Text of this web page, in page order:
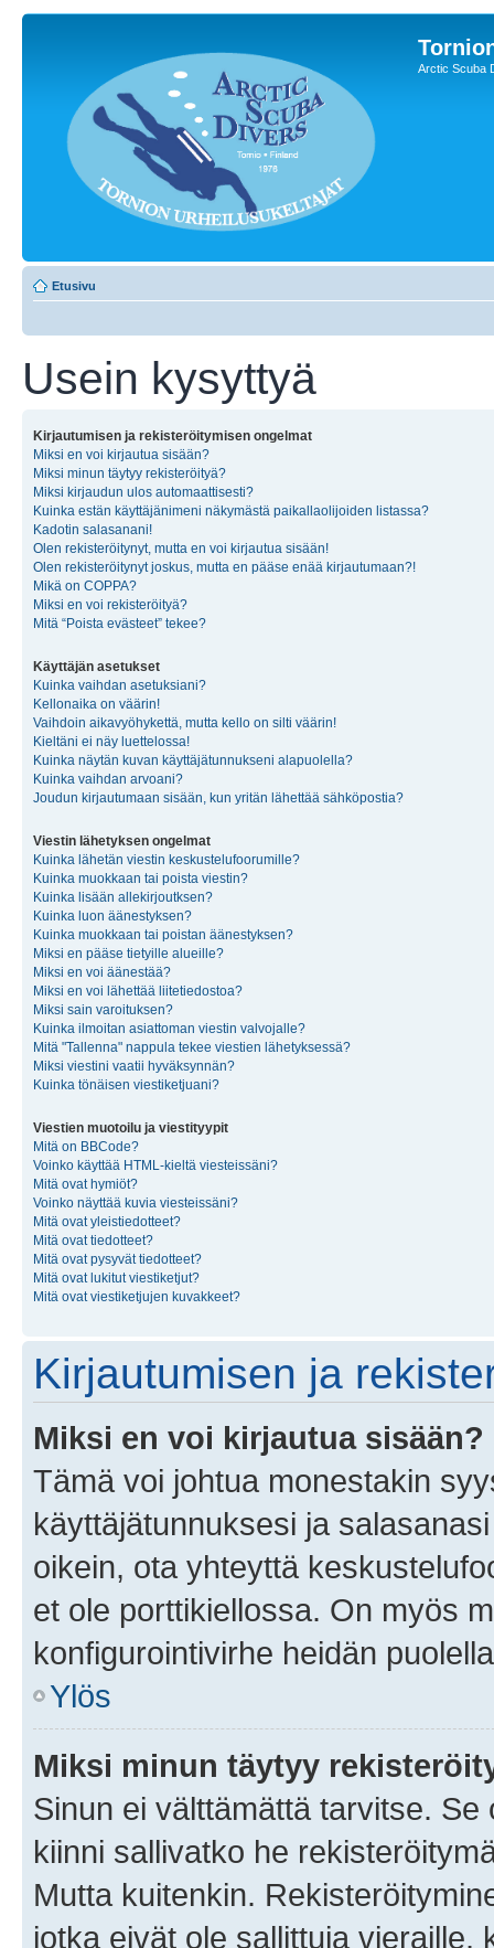
Arctic Scuba
Etusivu
Usein kysyttyä
Kirjautumisen ja rekisteröitymisen ongelmat
Miksi en voi kirjautua sisään?
Miksi minun täytyy rekisteröityä?
Miksi kirjaudun ulos automaattisesti?
Kuinka estän käyttäjänimeni näkymästä paikallaolijoiden listassa?
Kadotin salasanani!
Olen rekisteröitynyt, mutta en voi kirjautua sisään!
Olen rekisteröitynyt joskus, mutta en pääse enää kirjautumaan?!
Mikä on COPPA?
Miksi en voi rekisteröityä?
Mitä “Poista evästeet” tekee?
Käyttäjän asetukset
Kuinka vaihdan asetuksiani?
Kellonaika on väärin!
Vaihdoin aikavyöhykettä, mutta kello on silti väärin!
Kieltäni ei näy luettelossa!
Kuinka näytän kuvan käyttäjätunnukseni alapuolella?
Kuinka vaihdan arvoani?
Joudun kirjautumaan sisään, kun yritän lähettää sähköpostia?
Viestin lähetyksen ongelmat
Kuinka lähetän viestin keskustelufoorumille?
Kuinka muokkaan tai poista viestin?
Kuinka lisään allekirjoutksen?
Kuinka luon äänestyksen?
Kuinka muokkaan tai poistan äänestyksen?
Miksi en pääse tietyille alueille?
Miksi en voi äänestää?
Miksi en voi lähettää liitetiedostoa?
Miksi sain varoituksen?
Kuinka ilmoitan asiattoman viestin valvojalle?
Mitä "Tallenna" nappula tekee viestien lähetyksessä?
Miksi viestini vaatii hyväksynnän?
Kuinka tönäisen viestiketjuani?
Viestien muotoilu ja viestityypit
Mitä on BBCode?
Voinko käyttää HTML-kieltä viesteissäni?
Mitä ovat hymiöt?
Voinko näyttää kuvia viesteissäni?
Mitä ovat yleistiedotteet?
Mitä ovat tiedotteet?
Mitä ovat pysyvät tiedotteet?
Mitä ovat lukitut viestiketjut?
Mitä ovat viestiketjujen kuvakkeet?
Kirjautumisen ja
Miksi en voi kirjautua sisään?
Tämä voi johtua monestakin
käyttäjätunnuksesi ja
oikein, ota yhteyttä
et ole porttikiellossa. On myös
konfigurointivirhe heidän
Ylös
Miksi minun täytyy
Sinun ei välttämättä tarvitse.
kiinni sallivatko he
Mutta kuitenkin.
jotka eivät ole sallittuja vieraille,